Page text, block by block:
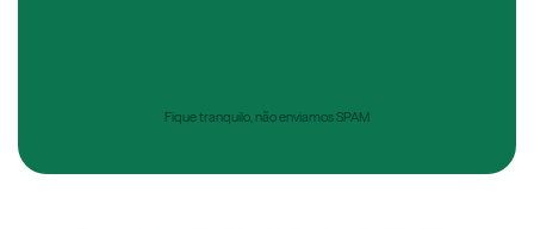
Fique tranquilo, não enviamos SPAM